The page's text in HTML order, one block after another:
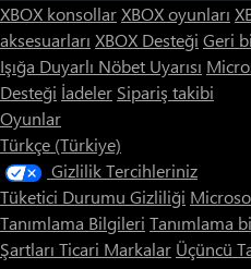
XBOX konsollarXBOX oyunları
aksesuarları XBOX Desteği Geri
Işığa Duyarlı Nöbet Uyarısı
Desteği İadeler Sipariş takibi
Oyunlar
Türkçe (Türkiye)
Gizlilik Tercihleriniz
Tüketici Durumu Gizliliği
Tanımlama Bilgileri Tanımlama
Şartları Ticari Markalar Üçüncü